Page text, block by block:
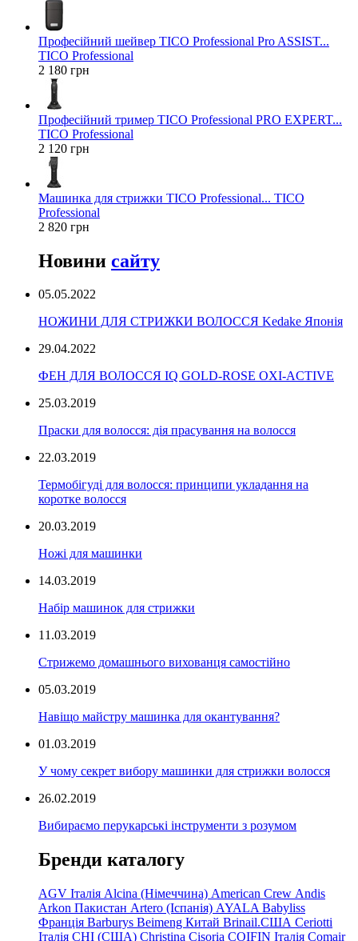
Професійний шейвер TICO Professional Pro ASSIST...
TICO Professional
2 180 грн
Професійний тример TICO Professional PRO EXPERT...
TICO Professional
2 120 грн
Машинка для стрижки TICO Professional... TICO
Professional
2 820 грн
Новини сайту
05.05.2022
НОЖИНИ ДЛЯ СТРИЖКИ ВОЛОССЯ Kedake Японія
29.04.2022
ФЕН ДЛЯ ВОЛОССЯ IQ GOLD-ROSE OXI-ACTIVE
25.03.2019
Праски для волосся: дія прасування на волосся
22.03.2019
Термобігуді для волосся: принципи укладання на
коротке волосся
20.03.2019
Ножі для машинки
14.03.2019
Набір машинок для стрижки
11.03.2019
Стрижемо домашнього вихованця самостійно
05.03.2019
Навіщо майстру машинка для окантування?
01.03.2019
У чому секрет вибору машинки для стрижки волосся
26.02.2019
Вибираємо перукарські інструменти з розумом
Бренди каталогу
AGV Італія Alcina (Німеччина) American Crew Andis
Arkon Пакистан Artero (Іспанія) AYALA Babyliss
Франція Barburys Beimeng Китай Brinail.США Ceriotti
Італія CHI (США) Christina Cisoria COIFIN Італія Comair